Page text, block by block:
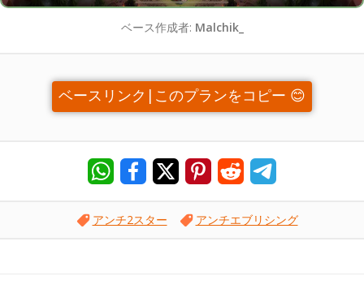
ベース作成者: Malchik_
ベースリンク|このプランをコピー 😊
アンチ2スター アンチエブリシング